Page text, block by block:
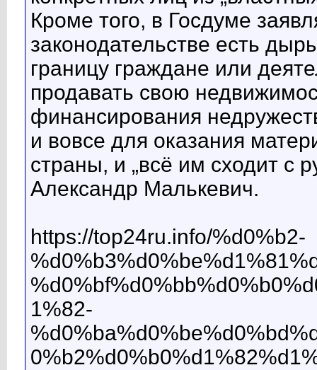
Кроме того, в Госдуме
законодательстве есть
границу граждане или
продавать свою
финансирования
и вовсе для оказания
страны, и „всё им сходит с
Александр Малькевич.
https://top24ru.info/%d0%b2-
1%82-